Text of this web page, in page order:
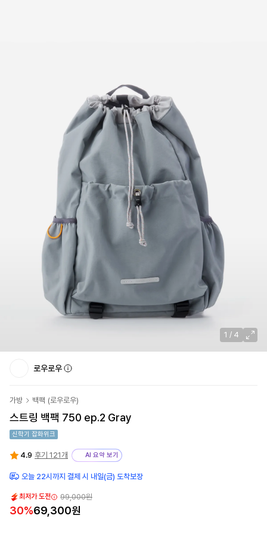
1 / 4
로우로우
가방 백팩 (로우로우)
스트링 백팩 750 ep.2 Gray
신학기 잡화위크
4.9 후기 121개 AI 요약 보기
오늘 22시까지 결제 시 내일(금) 도착보장
최저가 도전 99,000원
30%69,300원